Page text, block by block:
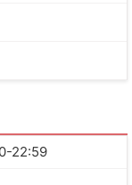
22:59